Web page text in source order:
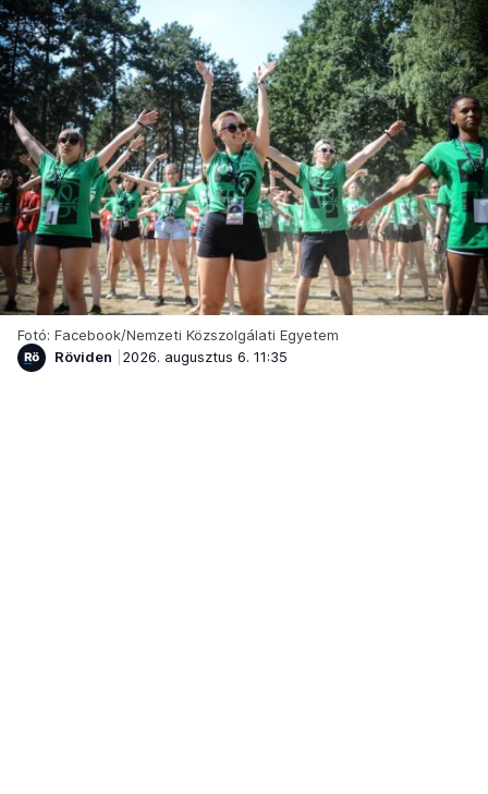
Fotó: Facebook/Nemzeti Közszolgálati Egyetem
Röviden
2026. augusztus 6. 11:35